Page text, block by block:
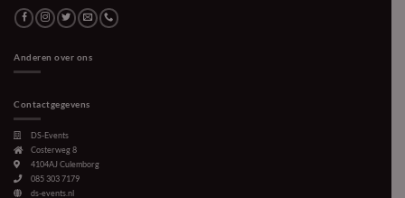
Anderen over ons
Contactgegevens
DS-Events
Costerweg 8
4104AJ Culemborg
085 303 7179
ds-events.nl